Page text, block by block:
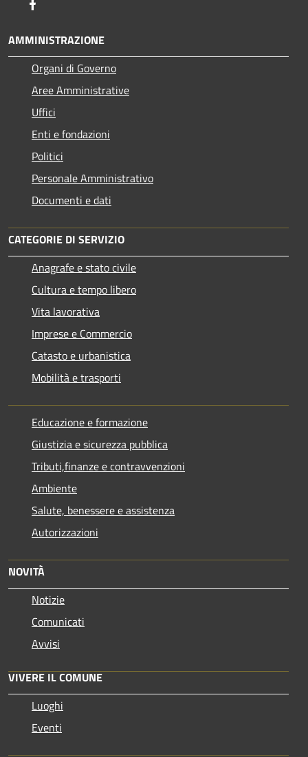
AMMINISTRAZIONE
Organi di Governo
Aree Amministrative
Uffici
Enti e fondazioni
Politici
Personale Amministrativo
Documenti e dati
CATEGORIE DI SERVIZIO
Anagrafe e stato civile
Cultura e tempo libero
Vita lavorativa
Imprese e Commercio
Catasto e urbanistica
Mobilità e trasporti
Educazione e formazione
Giustizia e sicurezza pubblica
Tributi,finanze e contravvenzioni
Ambiente
Salute, benessere e assistenza
Autorizzazioni
NOVITÀ
Notizie
Comunicati
Avvisi
VIVERE IL COMUNE
Luoghi
Eventi